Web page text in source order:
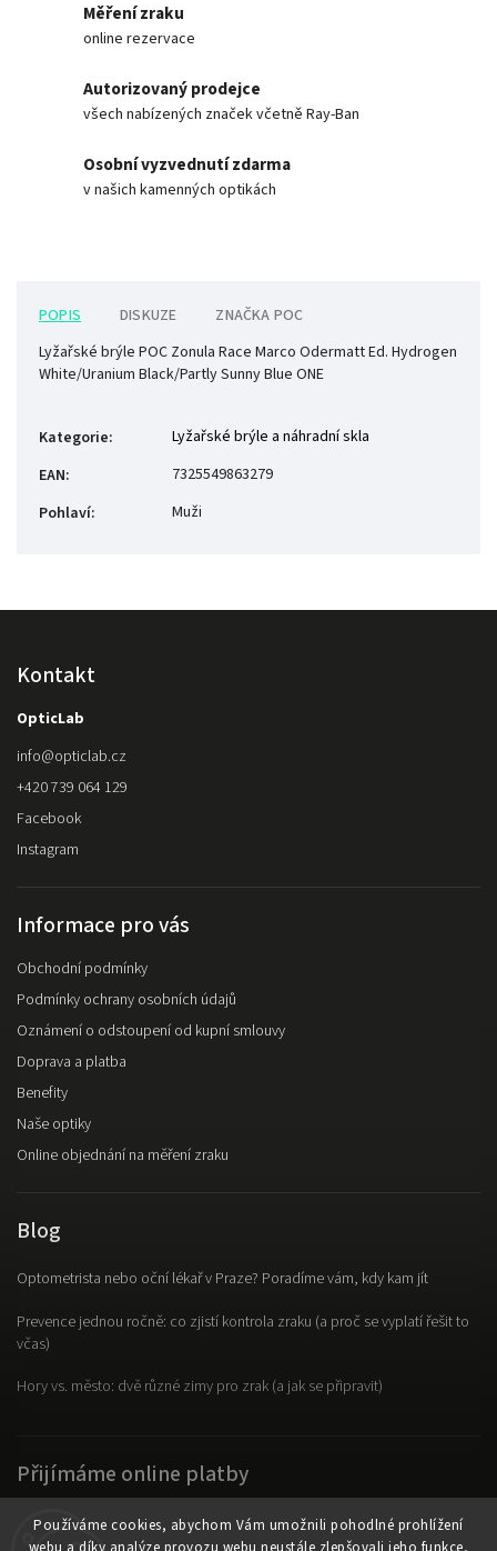
Používáme cookies, abychom Vám umožnili pohodlné prohlížení
Měření zraku
online rezervace
Autorizovaný prodejce
všech nabízených značek včetně Ray-Ban
Osobní vyzvednutí zdarma
v našich kamenných optikách
POPIS DISKUZE ZNAČKA POC
Lyžařské brýle POC Zonula Race Marco Odermatt Ed. Hydrogen
White/Uranium Black/Partly Sunny Blue ONE
Kategorie:
Lyžařské brýle a náhradní skla
EAN:
7325549863279
Pohlaví: Muži
Kontakt
OpticLab
info@opticlab.cz
+420 739 064 129
Facebook
Instagram
Informace pro vás
Obchodní podmínky
Podmínky ochrany osobních údajů
Oznámení o odstoupení od kupní smlouvy
Doprava a platba
Benefity
Naše optiky
Online objednání na měření zraku
Blog
Optometrista nebo oční lékař v Praze? Poradíme vám, kdy kam jít
Prevence jednou ročně: co zjistí kontrola zraku (a proč se vyplatí řešit to
včas)
Hory vs. město: dvě různé zimy pro zrak (a jak se připravit)
Přijímáme online platby